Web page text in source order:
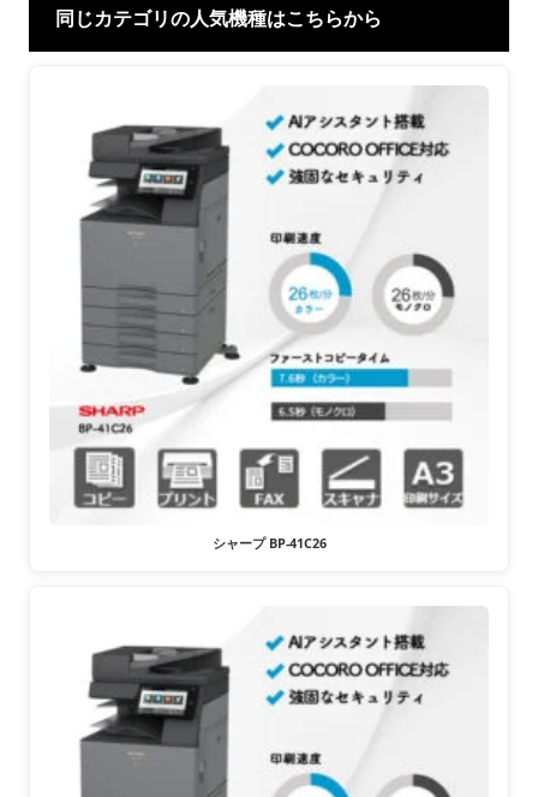
同じカテゴリの人気機種はこちらから
シャープ BP-41C26